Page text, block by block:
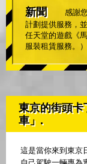
新聞
感謝
計劃提供服務，
任天堂的遊戲《
服裝租賃服務。）
東京的街頭卡
車」.
這是當你來到東京